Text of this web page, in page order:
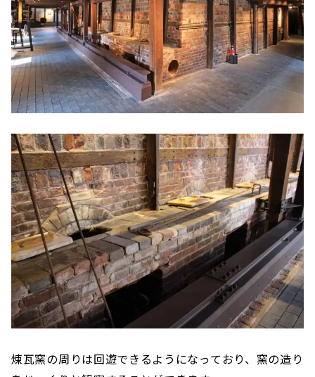
煉瓦窯の周りは回遊できるようになっており、窯の造り